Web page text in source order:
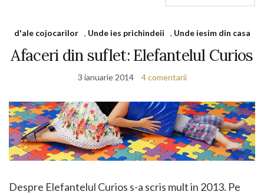
d'ale cojocarilor , Unde ies prichindeii , Unde iesim din casa
Afaceri din suflet: Elefantelul Curios
3 ianuarie 2014 4 comentarii
Despre Elefantelul Curios s-a scris mult in 2013. Pe